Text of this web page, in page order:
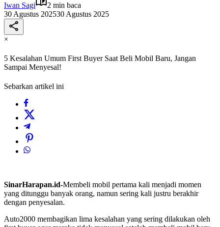
Iwan Sagi
2 min baca
30 Agustus 202530 Agustus 2025
×
5 Kesalahan Umum First Buyer Saat Beli Mobil Baru, Jangan
Sampai Menyesal!
Sebarkan artikel ini
SinarHarapan.id-Membeli mobil pertama kali menjadi momen
yang ditunggu banyak orang, namun sering kali justru berakhir
dengan penyesalan.
Auto2000 membagikan lima kesalahan yang sering dilakukan oleh